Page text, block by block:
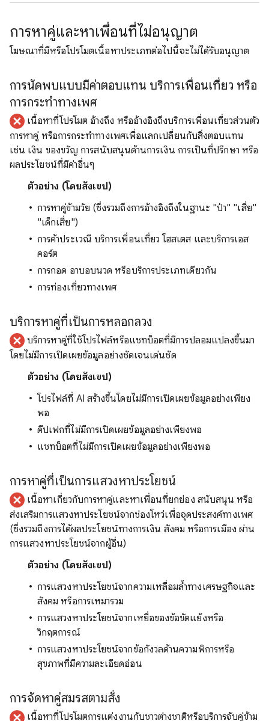
การหาคู่และหาเพื่อนที่ไม่อนุญาต
โฆษณาที่มีหรือโปรโมตเนื้อหาประเภทต่อไปนี้จะไม่ได้รับอนุญาต
การนัดพบแบบมีค่าตอบแทน บริการเพื่อนเที่ยว หรือ
การกระทำทางเพศ
เนื้อหาที่โปรโมต อ้างถึง หรืออ้างอิงถึงบริการเพื่อนเที่ยวส่วนตัว
การหาคู่ หรือการกระทำทางเพศเพื่อแลกเปลี่ยนกับสิ่งตอบแทน
เช่น เงิน ของขวัญ การสนับสนุนด้านการเงิน การเป็นที่ปรึกษา หรือ
ผลประโยชน์ที่มีค่าอื่นๆ
ตัวอย่าง (โดยสังเขป)
การหาคู่ข้ามวัย (ซึ่งรวมถึงการอ้างอิงถึงในฐานะ "ป๋า" "เสี่ย"
"เด็กเสี่ย")
การค้าประเวณี บริการเพื่อนเที่ยว โฮสเตส และบริการเอส
คอร์ต
การกอด อาบอบนวด หรือบริการประเภทเดียวกัน
การท่องเที่ยวทางเพศ
บริการหาคู่ที่เป็นการหลอกลวง
บริการหาคู่ที่ใช้โปรไฟล์หรือแชทบ็อตที่มีการปลอมแปลงขึ้นมา
โดยไม่มีการเปิดเผยข้อมูลอย่างชัดเจนเด่นชัด
ตัวอย่าง (โดยสังเขป)
โปรไฟล์ที่ AI สร้างขึ้นโดยไม่มีการเปิดเผยข้อมูลอย่างเพียง
พอ
ดีปเฟกที่ไม่มีการเปิดเผยข้อมูลอย่างเพียงพอ
แชทบ็อตที่ไม่มีการเปิดเผยข้อมูลอย่างเพียงพอ
การหาคู่ที่เป็นการแสวงหาประโยชน์
เนื้อหาเกี่ยวกับการหาคู่และหาเพื่อนที่ยกย่อง สนับสนุน หรือ
ส่งเสริมการแสวงหาประโยชน์จากช่องโหว่เพื่อจุดประสงค์ทางเพศ
(ซึ่งรวมถึงการได้ผลประโยชน์ทางการเงิน สังคม หรือการเมือง ผ่าน
การแสวงหาประโยชน์จากผู้อื่น)
ตัวอย่าง (โดยสังเขป)
การแสวงหาประโยชน์จากความเหลื่อมล้ำทางเศรษฐกิจและ
สังคม หรือการเหมารวม
การแสวงหาประโยชน์จากเหยื่อของข้อขัดแย้งหรือ
วิกฤตการณ์
การแสวงหาประโยชน์จากข้อกังวลด้านความพิการหรือ
สุขภาพที่มีความละเอียดอ่อน
การจัดหาคู่สมรสตามสั่ง
เนื้อหาที่โปรโมตการแต่งงานกับชาวต่างชาติหรือบริการจับคู่ข้าม